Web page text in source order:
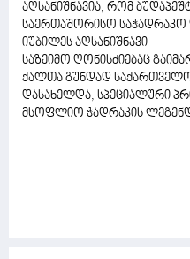
აღსანიშნავია, რომ
საერთაშორისო საჭადრაკო
იუბილეს აღსანიშნავი
საზეიმო ღონისძიებაც
ქალთა გუნდად
დასახელდა, სპეციალური
მსოფლიო ჭადრაკის